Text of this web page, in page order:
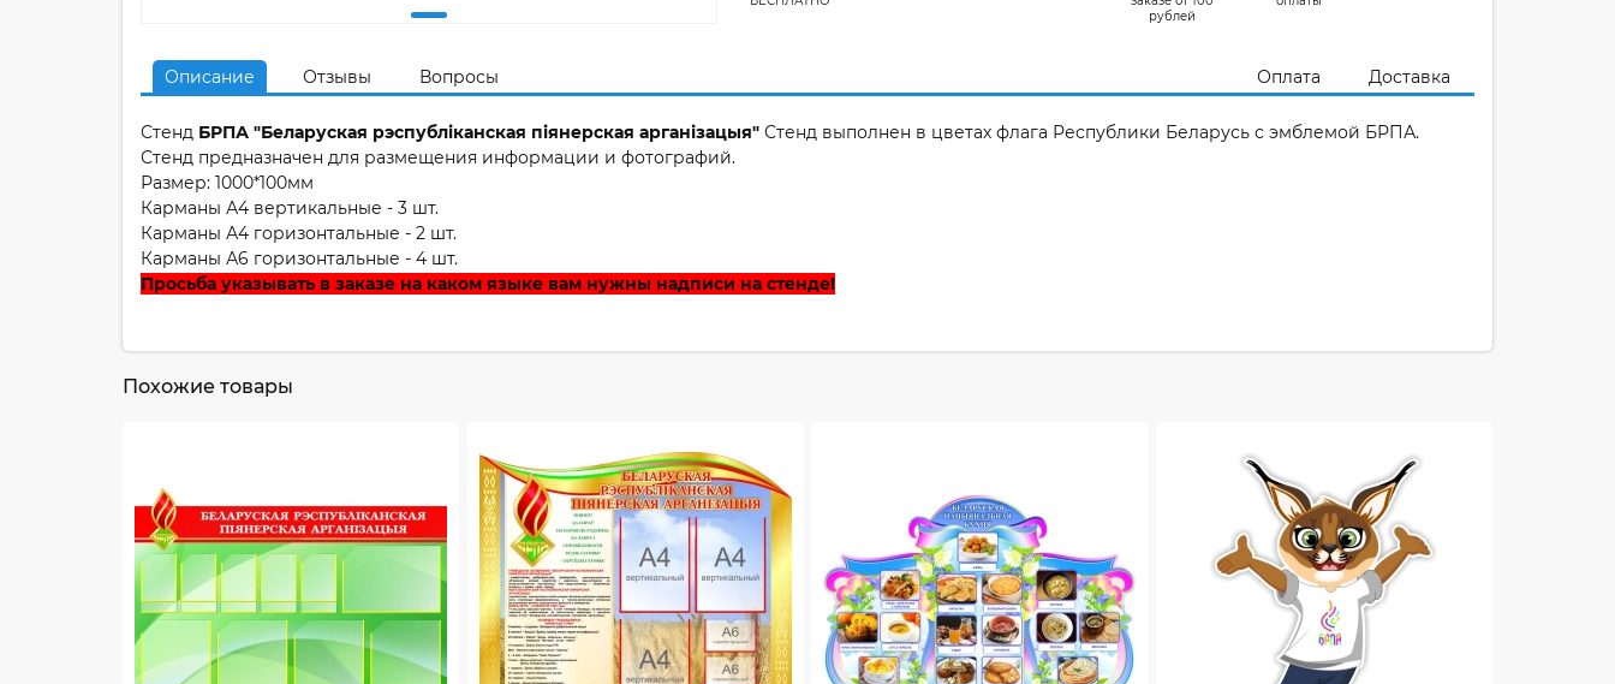
рублей
Описание Отзывы Вопросы Оплата Доставка
Стенд БРПА "Беларуская рэспубліканская піянерская арганізацыя" Стенд выполнен в цветах флага Республики Беларусь с эмблемой БРПА.
Стенд предназначен для размещения информации и фотографий.
Размер: 1000*100мм
Карманы А4 вертикальные - 3 шт.
Карманы А4 горизонтальные - 2 шт.
Карманы А6 горизонтальные - 4 шт.
Просьба указывать в заказе на каком языке вам нужны надписи на стенде!
Похожие товары